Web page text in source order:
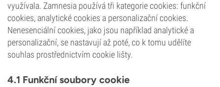
využívala. Zamnesia používá tři kategorie cookies: funkční
cookies, analytické cookies a personalizační cookies.
Nenesenciální cookies, jako jsou například analytické a
personalizační, se nastavují až poté, co k tomu udělíte
souhlas prostřednictvím cookie lišty.
4.1 Funkční soubory cookie